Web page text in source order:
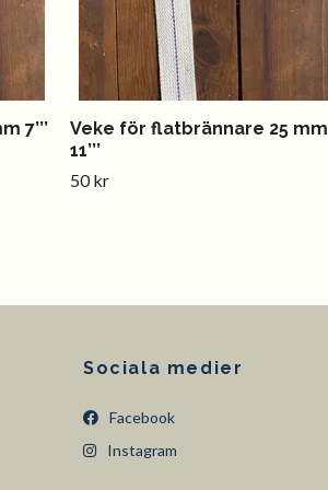
7’’’
Veke för flatbrännare 25 mm
11’’’
50 kr
Sociala medier
Facebook
Instagram